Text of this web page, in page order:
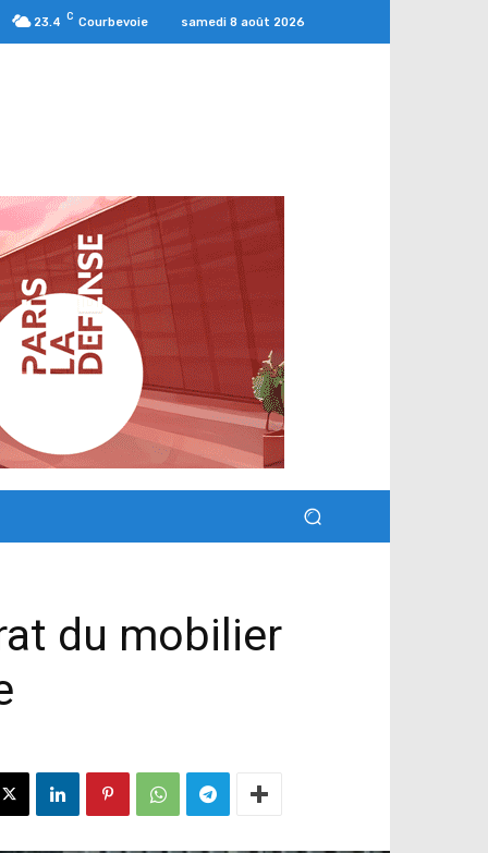
23.4 C Courbevoie samedi 8 août 2026
du mobilier